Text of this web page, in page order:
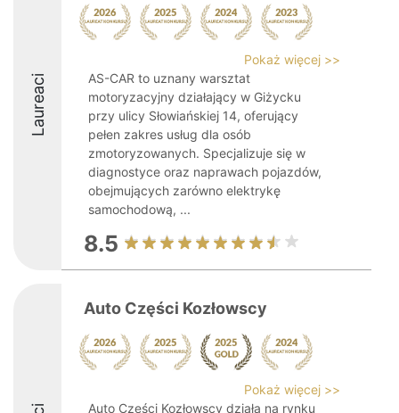
Laureaci
Pokaż więcej >>
AS-CAR to uznany warsztat
motoryzacyjny działający w Giżycku
przy ulicy Słowiańskiej 14, oferujący
pełen zakres usług dla osób
zmotoryzowanych. Specjalizuje się w
diagnostyce oraz naprawach pojazdów,
obejmujących zarówno elektrykę
samochodową, ...
8.5
Auto Części Kozłowscy
Pokaż więcej >>
Auto Części Kozłowscy działa na rynku